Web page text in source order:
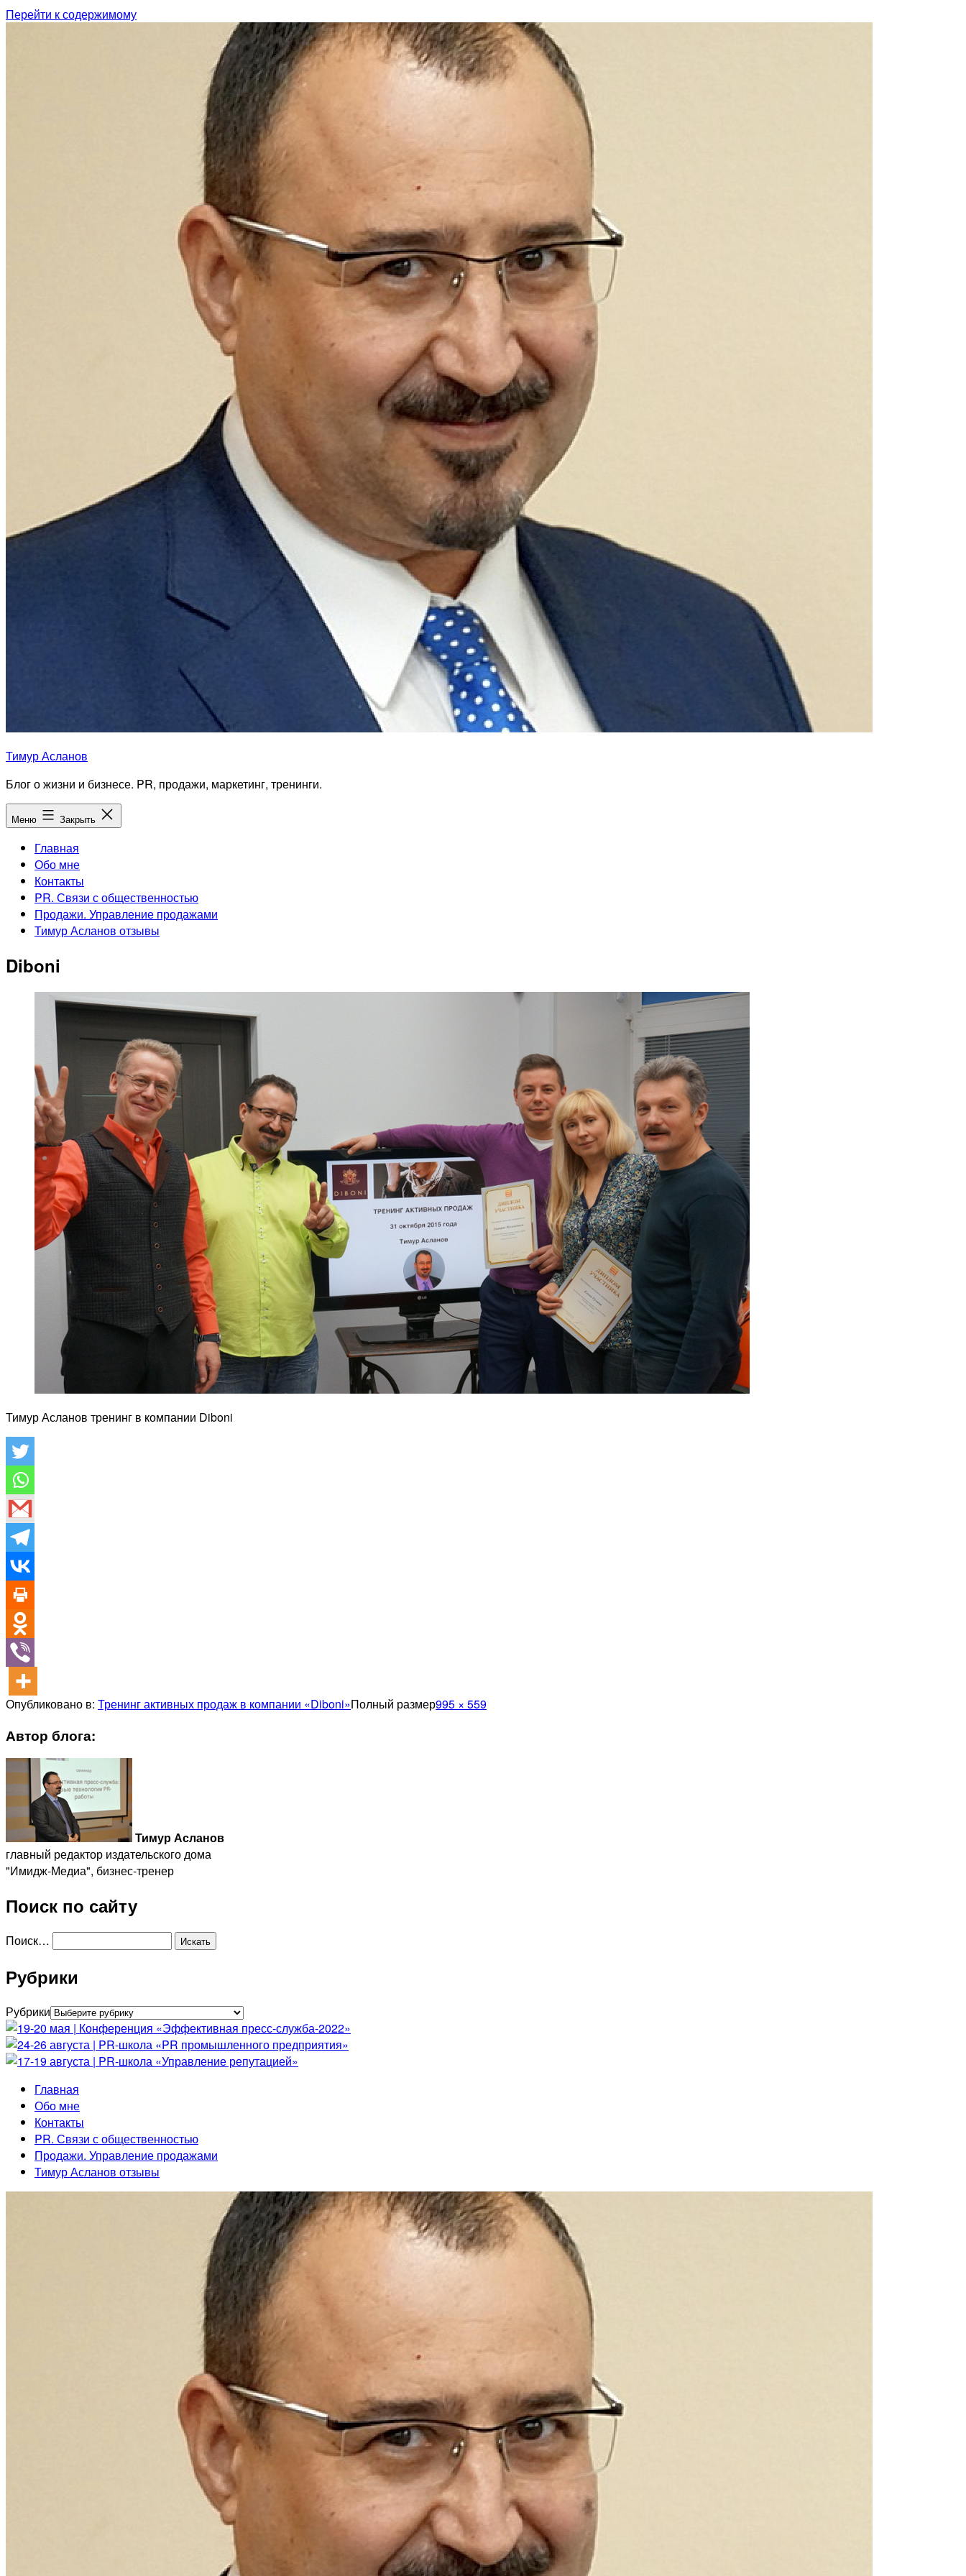
Перейти к содержимому
Тимур Асланов
Блог о жизни и бизнесе. PR, продажи, маркетинг, тренинги.
Меню Закрыть
Главная
Обо мне
Контакты
PR. Связи с общественностью
Продажи. Управление продажами
Тимур Асланов отзывы
Diboni
Тимур Асланов тренинг в компании Diboni
Опубликовано в: Тренинг активных продаж в компании «Diboni»Полный размер995 × 559
Автор блога:
Тимур Асланов
главный редактор издательского дома
"Имидж-Медиа", бизнес-тренер
Поиск по сайту
Поиск…
Рубрики
Рубрики
Главная
Обо мне
Контакты
PR. Связи с общественностью
Продажи. Управление продажами
Тимур Асланов отзывы